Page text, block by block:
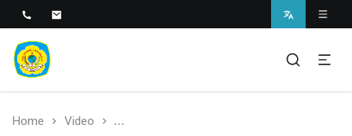
SMAN 1 Bantaran
SMAN 1 BANTARAN
Home Video KOKURIKULER Peduli lingkungan hidup